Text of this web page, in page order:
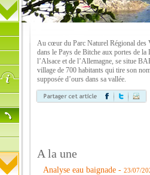
Au cœur du Parc Naturel Régional des
dans le Pays de Bitche aux portes de la
l’Alsace et de l’Allemagne, se situe
village de 700 habitants qui tire son
supposée d’ours dans sa vallée.
A la une
Analyse eau baignade - 23/07/